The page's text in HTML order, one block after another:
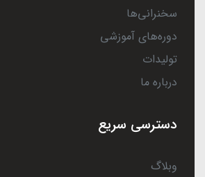
سخنرانی‌ها
دوره‌های آموزشی
تولیدات
درباره ما
دسترسی سریع
وبلاگ